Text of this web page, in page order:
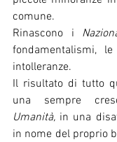
comune.
Rinascono i
fondamentalismi,
intolleranze.
Il risultato di tutto
Umanità, in una
in nome del proprio